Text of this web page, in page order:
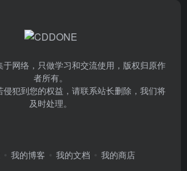
于网络，只做学习和交流使用，版权归原作
者所有。
侵犯到您的权益，请联系站长删除，我们将
及时处理。
我的博客 我的文档 我的商店